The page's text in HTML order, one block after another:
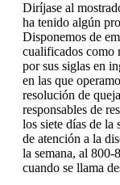
Diríjase al
ha tenido algún
Disponemos de
cualificados como
por sus siglas en
en las que
resolución de
responsables de
los siete días de la
de atención a la
la semana, al
cuando se llama